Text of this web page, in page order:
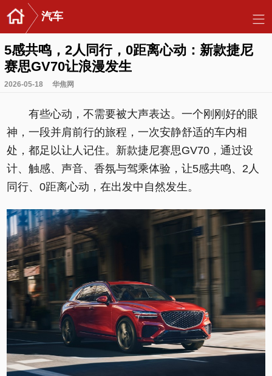
汽车
5感共鸣，2人同行，0距离心动：新款捷尼
赛思GV70让浪漫发生
2026-05-18 华焦网
有些心动，不需要被大声表达。一个刚刚好的眼
神，一段并肩前行的旅程，一次安静舒适的车内相
处，都足以让人记住。新款捷尼赛思GV70，通过设
计、触感、声音、香氛与驾乘体验，让5感共鸣、2人
同行、0距离心动，在出发中自然发生。